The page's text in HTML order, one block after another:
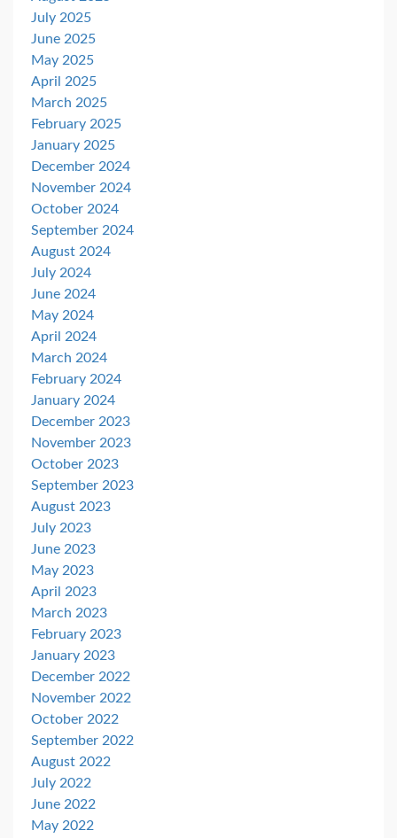
July 2025
June 2025
May 2025
April 2025
March 2025
February 2025
January 2025
December 2024
November 2024
October 2024
September 2024
August 2024
July 2024
June 2024
May 2024
April 2024
March 2024
February 2024
January 2024
December 2023
November 2023
October 2023
September 2023
August 2023
July 2023
June 2023
May 2023
April 2023
March 2023
February 2023
January 2023
December 2022
November 2022
October 2022
September 2022
August 2022
July 2022
June 2022
May 2022